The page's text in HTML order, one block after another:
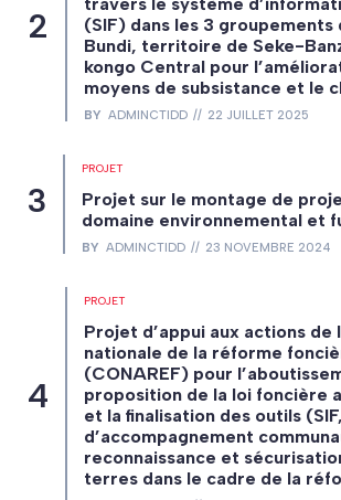
(SIF) dans les 3 groupements
Bundi, territoire de Seke-
kongo Central pour
moyens de subsistance et le
BY ADMINCTIDD 22 JUILLET 2025
PROJET
Projet sur le montage de
domaine environnemental et
BY ADMINCTIDD 23 NOVEMBRE 2024
PROJET
Projet d’appui aux actions
nationale de la réforme
(CONAREF) pour
proposition de la loi foncière
et la finalisation des outils
d’accompagnement
reconnaissance et
terres dans le cadre de la